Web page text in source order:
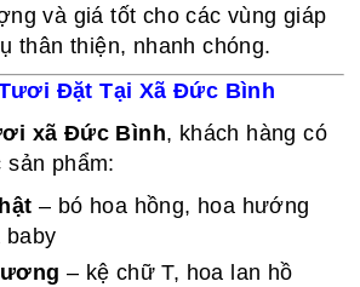
và giá tốt cho các vùng giáp
thân thiện, nhanh chóng.
Đặt Tại Xã Đức Bình
xã Đức Bình, khách hàng có
phẩm:
– bó hoa hồng, hoa hướng
baby
– kệ chữ T, hoa lan hồ